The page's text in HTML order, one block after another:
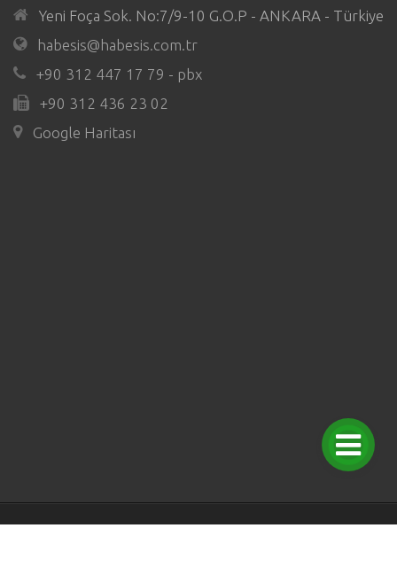
Yeni Foça Sok. No:7/9-10 G.O.P - ANKARA - Türkiye
habesis@habesis.com.tr
+90 312 447 17 79 - pbx
+90 312 436 23 02
Google Haritası